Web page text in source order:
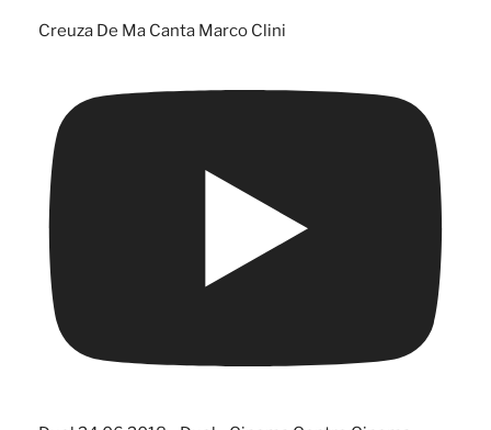
Creuza De Ma Canta Marco Clini